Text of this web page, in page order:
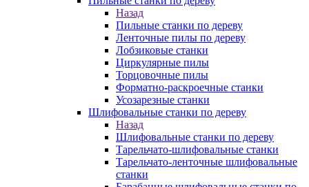
Назад
Пильные станки по дереву
Ленточные пилы по дереву
Лобзиковые станки
Циркулярные пилы
Торцовочные пилы
Форматно-раскроечные станки
Усозарезные станки
Шлифовальные станки по дереву
Назад
Шлифовальные станки по дереву
Тарельчато-шлифовальные станки
Тарельчато-ленточные шлифовальные
станки